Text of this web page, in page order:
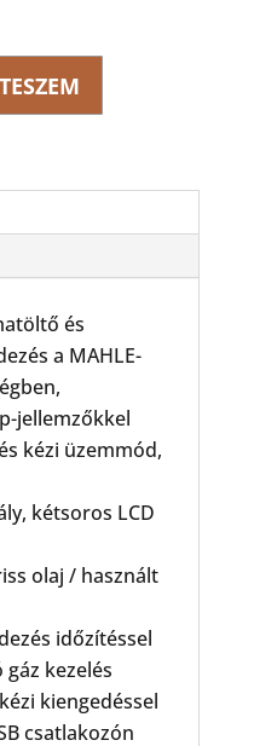
1,099,000 Ft.
és
a MAHLE-
jellemzőkkel
kézi üzemmód,
kétsoros LCD
olaj / használt
időzítéssel
kezelés
kiengedéssel
csatlakozón